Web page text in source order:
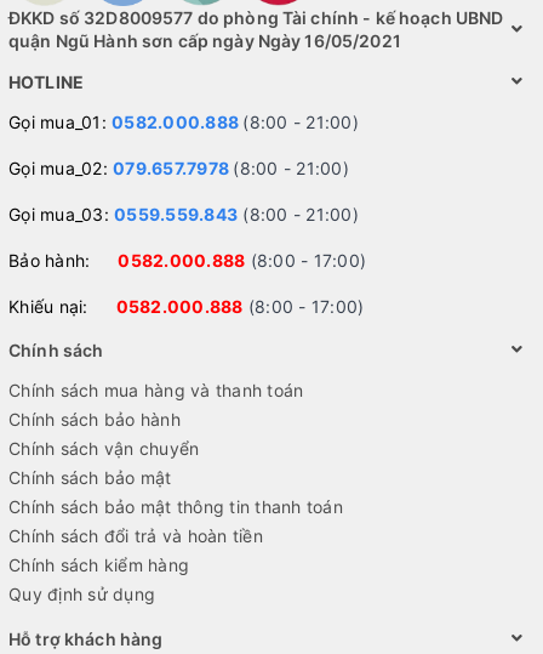
ĐKKD số 32D8009577 do phòng Tài chính - kế hoạch UBND
quận Ngũ Hành sơn cấp ngày Ngày 16/05/2021
HOTLINE
Gọi mua_01: 0582.000.888 (8:00 - 21:00)
Gọi mua_02: 079.657.7978 (8:00 - 21:00)
Gọi mua_03: 0559.559.843 (8:00 - 21:00)
Bảo hành:0582.000.888 (8:00 - 17:00)
Khiếu nại: 0582.000.888 (8:00 - 17:00)
Chính sách
Chính sách mua hàng và thanh toán
Chính sách bảo hành
Chính sách vận chuyển
Chính sách bảo mật
Chính sách bảo mật thông tin thanh toán
Chính sách đổi trả và hoàn tiền
Chính sách kiểm hàng
Quy định sử dụng
Hỗ trợ khách hàng